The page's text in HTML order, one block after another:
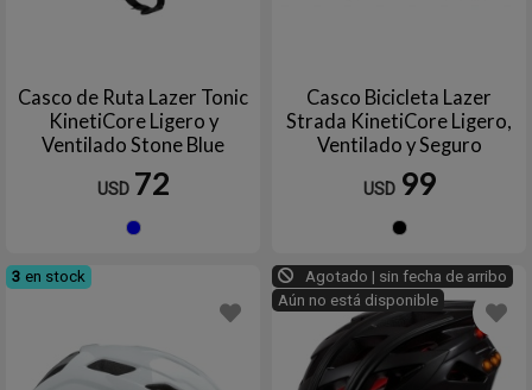
Casco de Ruta Lazer Tonic
KinetiCore Ligero y
Ventilado Stone Blue
USD 72
Casco Bicicleta Lazer
Strada KinetiCore Ligero,
Ventilado y Seguro
USD 99
3 en stock
Agotado | sin fecha de arribo
Aún no está disponible